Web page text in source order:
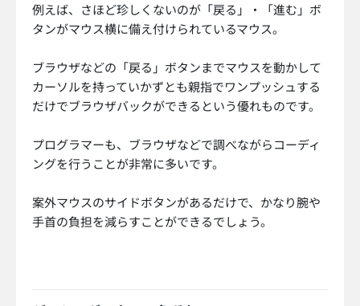
例えば、さほど珍しくないのが「戻る」・「進む」ボ
タンがマウス横に備え付けられているマウス。
ブラウザなどの「戻る」ボタンまでマウスを動かして
カーソルを持っていかずとも親指でワンプッシュする
だけでブラウザバックができるという優れものです。
プログラマーも、ブラウザなどで調べながらコーディ
ングを行うことが非常に多いです。
案外マウスのサイドボタンがあるだけで、かなり腕や
手首の負担を減らすことができるでしょう。